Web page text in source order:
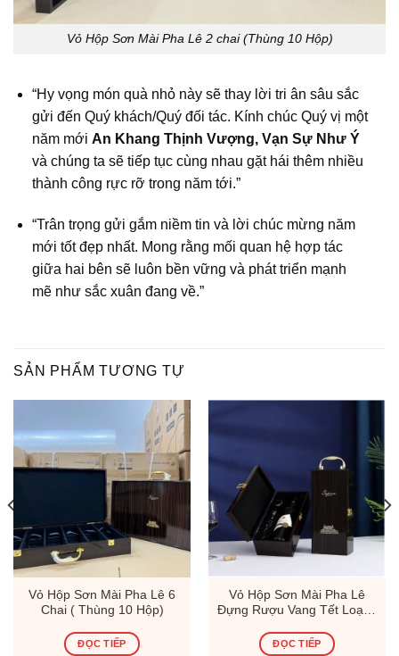
Vỏ Hộp Sơn Mài Pha Lê 2 chai (Thùng 10 Hộp)
“Hy vọng món quà nhỏ này sẽ thay lời tri ân sâu sắc
gửi đến Quý khách/Quý đối tác. Kính chúc Quý vị một
năm mới An Khang Thịnh Vượng, Vạn Sự Như Ý
và chúng ta sẽ tiếp tục cùng nhau gặt hái thêm nhiều
thành công rực rỡ trong năm tới.”
“Trân trọng gửi gắm niềm tin và lời chúc mừng năm
mới tốt đẹp nhất. Mong rằng mối quan hệ hợp tác
giữa hai bên sẽ luôn bền vững và phát triển mạnh
mẽ như sắc xuân đang về.”
SẢN PHẨM TƯƠNG TỰ
Vỏ Hộp Sơn Mài Pha Lê 6
Chai ( Thùng 10 Hộp)
ĐỌC TIẾP
Vỏ Hộp Sơn Mài Pha Lê
Đựng Rượu Vang Tết Loại 1
ĐỌC TIẾP